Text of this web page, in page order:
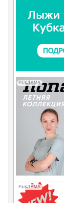
РЕКЛАМА
РЕКЛАМА